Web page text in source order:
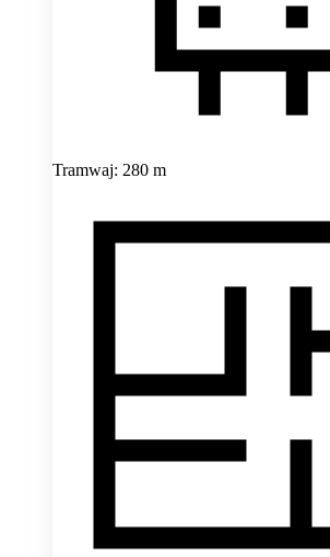
Tramwaj: 280 m